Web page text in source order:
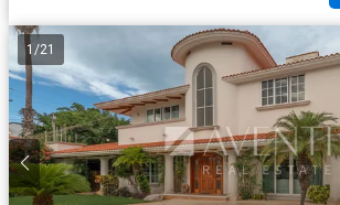
1 /21